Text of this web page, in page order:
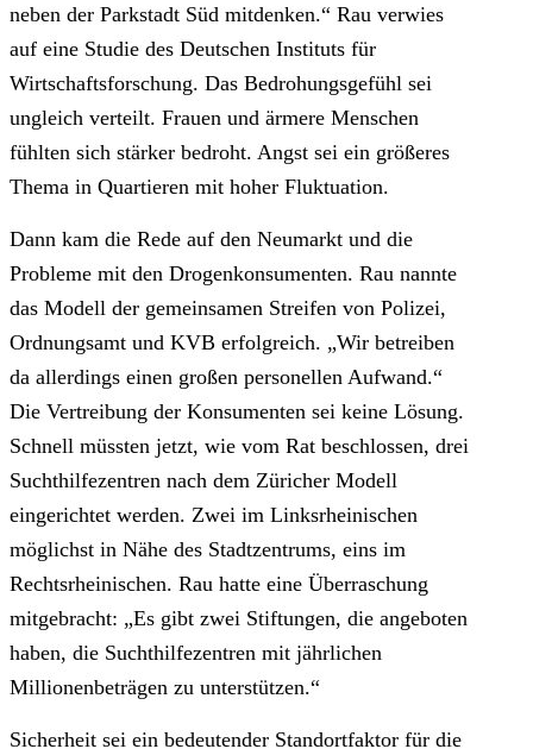
neben der Parkstadt Süd mitdenken.“ Rau verwies
auf eine Studie des Deutschen Instituts für
Wirtschaftsforschung. Das Bedrohungsgefühl sei
ungleich verteilt. Frauen und ärmere Menschen
fühlten sich stärker bedroht. Angst sei ein größeres
Thema in Quartieren mit hoher Fluktuation.
Dann kam die Rede auf den Neumarkt und die
Probleme mit den Drogenkonsumenten. Rau nannte
das Modell der gemeinsamen Streifen von Polizei,
Ordnungsamt und KVB erfolgreich. „Wir betreiben
da allerdings einen großen personellen Aufwand.“
Die Vertreibung der Konsumenten sei keine Lösung.
Schnell müssten jetzt, wie vom Rat beschlossen, drei
Suchthilfezentren nach dem Züricher Modell
eingerichtet werden. Zwei im Linksrheinischen
möglichst in Nähe des Stadtzentrums, eins im
Rechtsrheinischen. Rau hatte eine Überraschung
mitgebracht: „Es gibt zwei Stiftungen, die angeboten
haben, die Suchthilfezentren mit jährlichen
Millionenbeträgen zu unterstützen.“
Sicherheit sei ein bedeutender Standortfaktor für die